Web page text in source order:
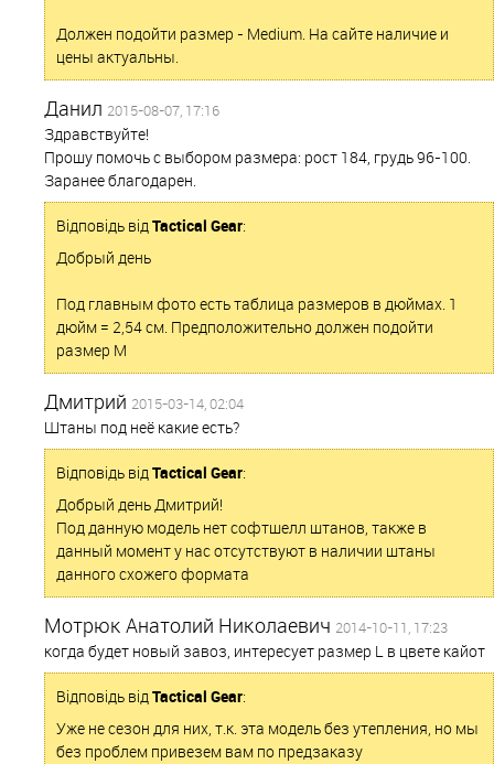
Должен подойти размер - Мedium. На сайте наличие и
цены актуальны.
Данил 2015-08-07, 17:16
Здравствуйте!
Прошу помочь с выбором размера: рост 184, грудь 96-100.
Заранее благодарен.
Відповідь відTactical Gear:
Добрый день
Под главным фото есть таблица размеров в дюймах. 1
дюйм = 2,54 см. Предположительно должен подойти
размер М
Дмитрий 2015-03-14, 02:04
Штаны под неё какие есть?
Відповідь відTactical Gear:
Добрый день Дмитрий!
Под данную модель нет софтшелл штанов, также в
данный момент у нас отсутствуют в наличии штаны
данного схожего формата
Мотрюк Анатолий Николаевич 2014-10-11, 17:23
когда будет новый завоз, интересует размер L в цвете кайот
Відповідь відTactical Gear:
Уже не сезон для них, т.к. эта модель без утепления, но мы
без проблем привезем вам по предзаказу